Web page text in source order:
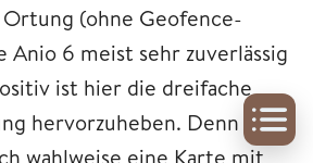
(ohne Geofence-
Anio 6 meist sehr zuverlässig
ist hier die dreifache
hervorzuheben. Denn